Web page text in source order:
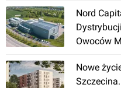
Nord
Owoców
Nowe